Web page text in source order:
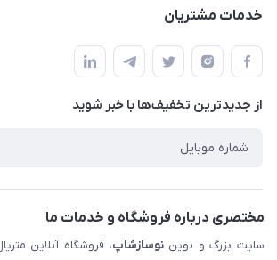
املاک مدنی - نوساز شاپ
حساب کاربری
لیست محصولات
درباره ما
خدمات مشتریان
قوانین و مقررات
حریم خصوصی
راهنما
پرسش های متداول
از جدید‌ترین تخفیف‌ها با‌ خبر شوید
مختصری درباره فروشگاه و خدمات ما
سایت بزرگ و نویننوسازشاپ، فروشگاه آنلاین